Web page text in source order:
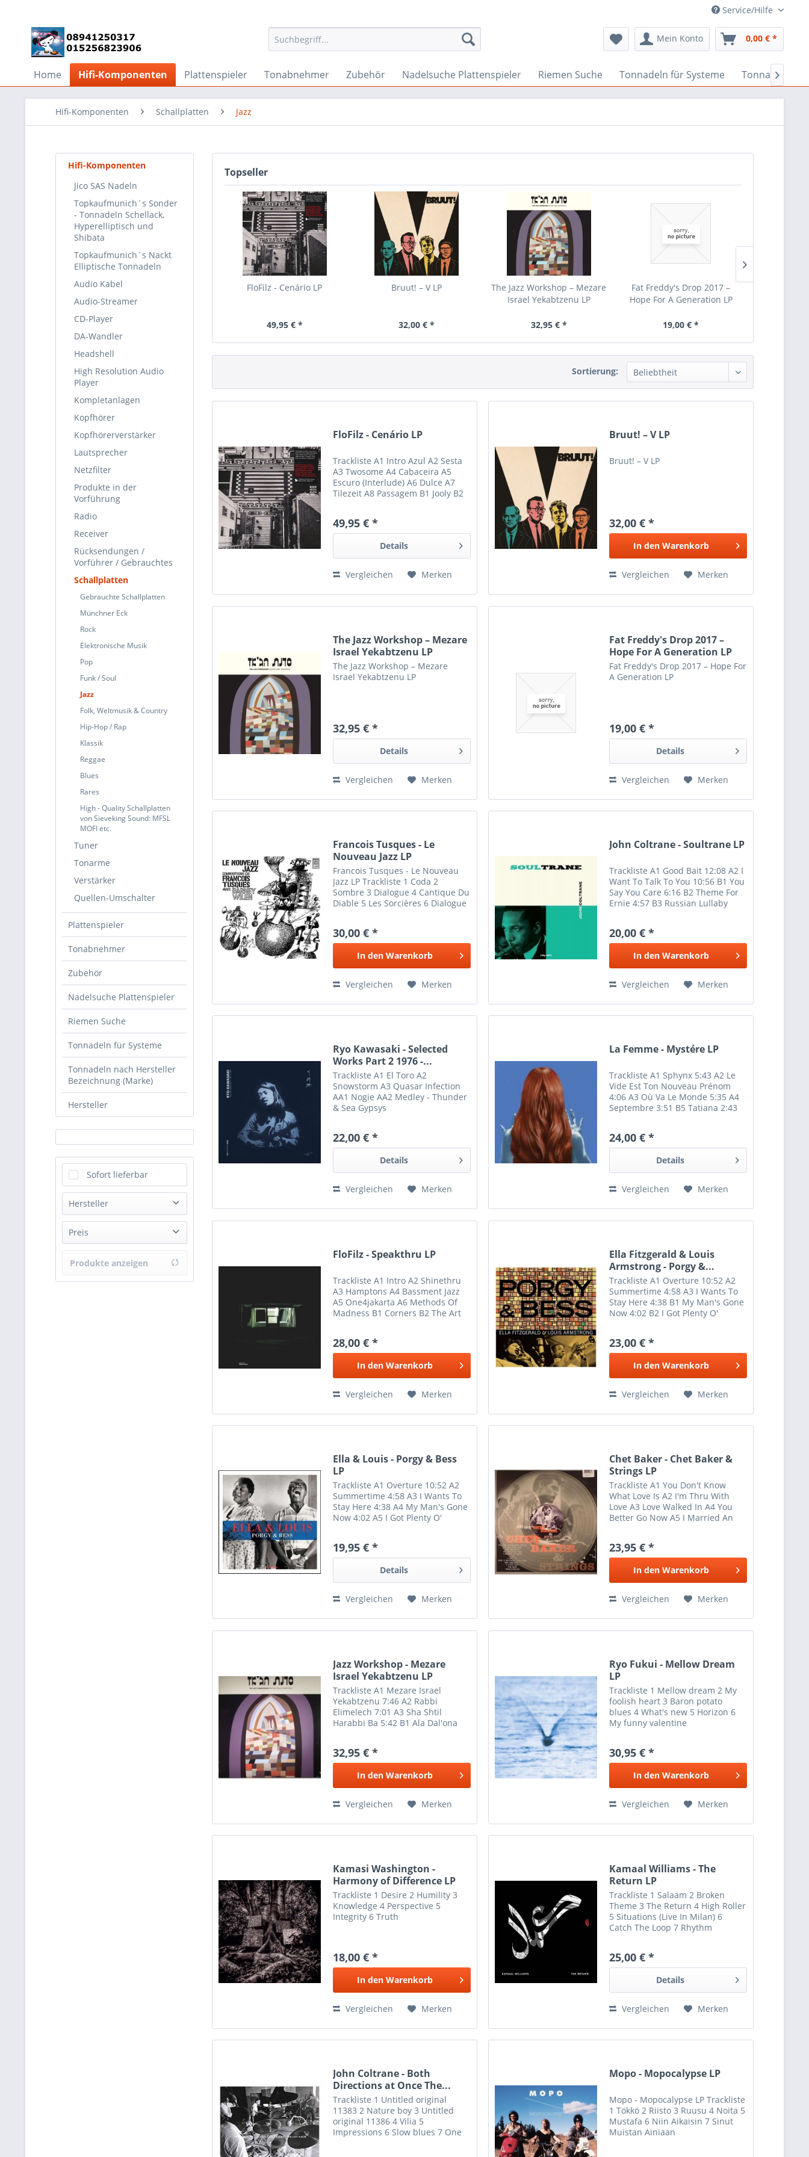
Service/Hilfe
Mein Konto 0,00 € *
Home Hifi-Komponenten Plattenspieler Tonabnehmer Zubehör Nadelsuche Plattenspieler Riemen Suche Tonnadeln für Systeme Tonnadeln

Hifi-Komponenten Schallplatten Jazz
Hifi-Komponenten
Jico SAS Nadeln
Topkaufmunich´s Sonder
- Tonnadeln Schellack,
Hyperelliptisch und
Shibata
Topkaufmunich´s Nackt
Elliptische Tonnadeln
Audio Kabel
Audio-Streamer
CD-Player
DA-Wandler
Headshell
High Resolution Audio
Player
Kompletanlagen
Kopfhörer
Kopfhörerverstärker
Lautsprecher
Netzfilter
Produkte in der
Vorführung
Radio
Receiver
Rücksendungen /
Vorführer / Gebrauchtes
Schallplatten
Gebrauchte Schallplatten
Münchner Eck
Rock
Elektronische Musik
Pop
Funk / Soul
Jazz
Folk, Weltmusik & Country
Hip-Hop / Rap
Klassik
Reggae
Blues
Rares
High - Quality Schallplatten
von Sieveking Sound: MFSL
MOFI etc.
Tuner
Tonarme
Verstärker
Quellen-Umschalter
Plattenspieler
Tonabnehmer
Zubehör
Nadelsuche Plattenspieler
Riemen Suche
Tonnadeln für Systeme
Tonnadeln nach Hersteller
Bezeichnung (Marke)
Hersteller
Sofort lieferbar
Hersteller
Pro-Ject Audio Systems
Sieveking Sound
Vinyl
Preis
bis
Produkte anzeigen
Topseller
FloFilz - Cenário LP
49,95 € *
Bruut! ‎– V LP
32,00 € *
The Jazz Workshop – Mezare
Israel Yekabtzenu LP
32,95 € *
Fat Freddy's Drop 2017 –
Hope For A Generation LP
19,00 € *
Sortierung:
FloFilz - Cenário LP
Trackliste A1 Intro Azul A2 Sesta
A3 Twosome A4 Cabaceira A5
Escuro (Interlude) A6 Dulce A7
Tilezeit A8 Passagem B1 Jooly B2
Ruamarelo B6 Bairro Alto B7
Nuvem B8 Last Pastel
49,95 € *
Details
Vergleichen Merken
Bruut! ‎– V LP
Bruut! ‎– V LP
32,00 € *
In den Warenkorb
Vergleichen Merken
The Jazz Workshop – Mezare
Israel Yekabtzenu LP
The Jazz Workshop – Mezare
Israel Yekabtzenu LP
32,95 € *
Details
Vergleichen Merken
Fat Freddy's Drop 2017 –
Hope For A Generation LP
Fat Freddy's Drop 2017 – Hope For
A Generation LP
19,00 € *
Details
Vergleichen Merken
Francois Tusques - Le
Nouveau Jazz LP
Francois Tusques - Le Nouveau
Jazz LP Trackliste 1 Coda 2
Sombre 3 Dialogue 4 Cantique Du
Diable 5 Les Sorcières 6 Dialogue
30,00 € *
In den Warenkorb
Vergleichen Merken
John Coltrane - Soultrane LP
Trackliste A1 Good Bait 12:08 A2 I
Want To Talk To You 10:56 B1 You
Say You Care 6:16 B2 Theme For
Ernie 4:57 B3 Russian Lullaby
20,00 € *
In den Warenkorb
Vergleichen Merken
Ryo Kawasaki - Selected
Works Part 2 1976 -...
Trackliste A1 El Toro A2
Snowstorm A3 Quasar Infection
AA1 Nogie AA2 Medley - Thunder
& Sea Gypsys
22,00 € *
Details
Vergleichen Merken
La Femme - Mystére LP
Trackliste A1 Sphynx 5:43 A2 Le
Vide Est Ton Nouveau Prénom
4:06 A3 Où Va Le Monde 5:35 A4
Septembre 3:51 B5 Tatiana 2:43
Elle Ne T'Aime Pas 3:57 B10
Always In The Sun...
24,00 € *
Details
Vergleichen Merken
FloFilz - Speakthru LP
Trackliste A1 Intro A2 Shinethru
A3 Hamptons A4 Bassment Jazz
A5 One4jakarta A6 Methods Of
Madness B1 Corners B2 The Art
B6 The Verb (Herb)
28,00 € *
In den Warenkorb
Vergleichen Merken
Ella Fitzgerald & Louis
Armstrong - Porgy &...
Trackliste A1 Overture 10:52 A2
Summertime 4:58 A3 I Wants To
Stay Here 4:38 B1 My Man's Gone
Now 4:02 B2 I Got Plenty O'
5:28 C1 It Ain't Necessarily So
6:34 C2 What You...
23,00 € *
In den Warenkorb
Vergleichen Merken
Ella & Louis - Porgy & Bess
LP
Trackliste A1 Overture 10:52 A2
Summertime 4:58 A3 I Wants To
Stay Here 4:38 A4 My Man's Gone
Now 4:02 A5 I Got Plenty O'
5:28 B1 It Ain't Necessarily So
6:34 B2 What You...
19,95 € *
Details
Vergleichen Merken
Chet Baker - Chet Baker &
Strings LP
Trackliste A1 You Don't Know
What Love Is A2 I'm Thru With
Love A3 Love Walked In A4 You
Better Go Now A5 I Married An
Why Shouldn't I B4 A Little Duet
B5 The Wind B6...
23,95 € *
In den Warenkorb
Vergleichen Merken
Jazz Workshop - Mezare
Israel Yekabtzenu LP
Trackliste A1 Mezare Israel
Yekabtzenu 7:46 A2 Rabbi
Elimelech 7:01 A3 Sha Shtil
Harabbi Ba 5:42 B1 Ala Dal'ona
32,95 € *
In den Warenkorb
Vergleichen Merken
Ryo Fukui - Mellow Dream
LP
Trackliste 1 Mellow dream 2 My
foolish heart 3 Baron potato
blues 4 What's new 5 Horizon 6
My funny valentine
30,95 € *
In den Warenkorb
Vergleichen Merken
Kamasi Washington -
Harmony of Difference LP
Trackliste 1 Desire 2 Humility 3
Knowledge 4 Perspective 5
Integrity 6 Truth
18,00 € *
In den Warenkorb
Vergleichen Merken
Kamaal Williams - The
Return LP
Trackliste 1 Salaam 2 Broken
Theme 3 The Return 4 High Roller
5 Situations (Live In Milan) 6
Catch The Loop 7 Rhythm
Aisha
25,00 € *
Details
Vergleichen Merken
John Coltrane - Both
Directions at Once The...
Trackliste 1 Untitled original
11383 2 Nature boy 3 Untitled
original 11386 4 Vilia 5
Impressions 6 Slow blues 7 One
Mopo - Mopocalypse LP
Mopo - Mopocalypse LP Trackliste
1 Tökkö 2 Riisto 3 Ruusu 4 Noita 5
Mustafa 6 Niin Aikaisin 7 Sinut
Muistan Ainiaan